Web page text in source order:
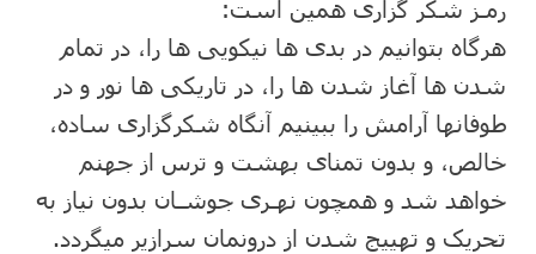
رمـز شکر گزاری همین است:
هرگاه بتوانیم در بدی ها نیکویی ها را، در تمام
شدن ها آغاز شدن ها را، در تاریکی ها نور و در
طوفانها آرامش را ببینیم آنگاه شکرگزاری ساده،
خالص، و بدون تمنای بهشت و ترس از جهنم
خواهد شد و همچون نهـری جوشـان بدون نیاز به
تحریک و تهییج شدن از درونمان سرازیر میگردد.